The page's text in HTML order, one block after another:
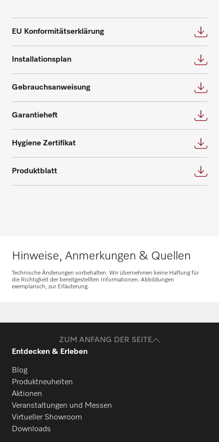
Beratung anfragen
Benötigen Sie Ersatzteile für Ihre
Bedarf und beantworten gerne weitere
Nehmen Sie Kontakt auf
EU Konformitätserklärung
Installationsplan
Gebrauchsanweisung
Garantieheft
Hygiene Zertifikat
Produktblatt
Hinweise, Anmerkungen & Quellen
Technische Änderungen vorbehalten. Wir übernehmen keine Haftung für
die Richtigkeit der bereitgestellten Informationen. Abbildungen
exemplarisch, zur Erläuterung.
ZUM ANFANG DER SEITE
Entdecken & Erleben
Blog
Produktneuheiten
Aktionen
Veranstaltungen und Messen
Virtueller Showroom
Downloads